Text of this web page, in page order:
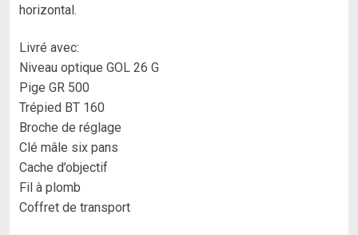
horizontal.
Livré avec:
Niveau optique GOL 26 G
Pige GR 500
Trépied BT 160
Broche de réglage
Clé mâle six pans
Cache d’objectif
Fil à plomb
Coffret de transport